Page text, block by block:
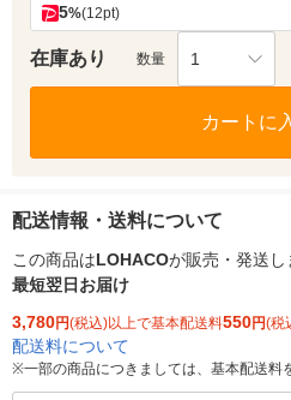
5%(12pt)
在庫あり 数量 1
カートに
配送情報・送料について
この商品はLOHACOが販売・発送し
最短翌日お届け
3,780円(税込)以上で基本配送料550円(税
配送料について
※一部の商品につきましては、基本配送料